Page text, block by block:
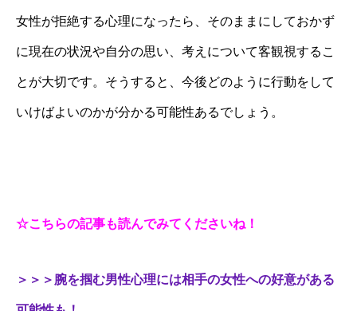
女性が拒絶する心理になったら、そのままにしておかず
に現在の状況や自分の思い、考えについて客観視するこ
とが大切です。そうすると、今後どのように行動をして
いけばよいのかが分かる可能性あるでしょう。
☆こちらの記事も読んでみてくださいね！
＞＞＞腕を掴む男性心理には相手の女性への好意がある